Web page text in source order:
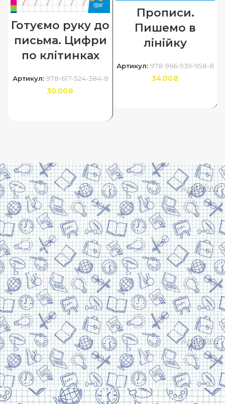
Готуємо руку до
письма. Цифри
по клітинках
Артикул: 978-617-524-384-8
30.00₴
Прописи.
Пишемо в
лінійку
Артикул: 978-966-939-958-8
34.00₴
Харків, вулиця Сумська, 13
Телефон: (050) 305-05-41
E-Mail: torsingplus@gmail.com
Інтернет-магазин Торсінг. Усі права захищені
© 2024. Розробка:Skill Unit
Про видавництво
Контакти
Оплата та доставка
Повернення та
обмін
Скачати прайс
Система знижок
Договір оферти
Політика
конфіденційності
Контакти Мій аккаунт Замовити дзвінок